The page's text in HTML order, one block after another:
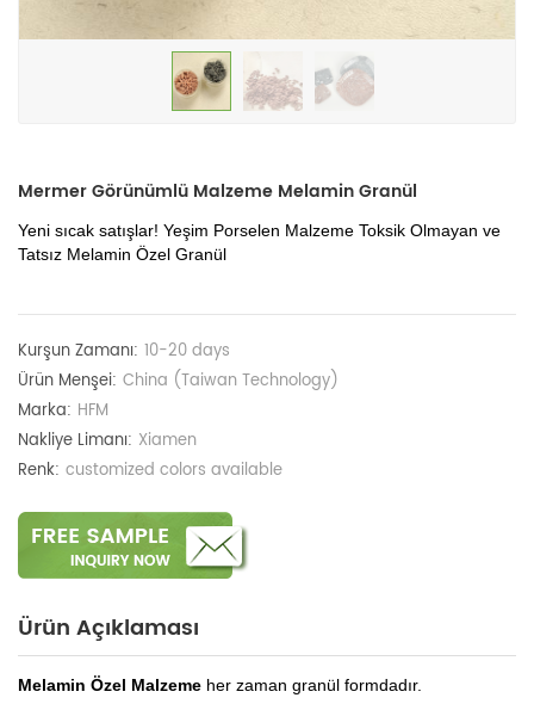
Mermer Görünümlü Malzeme Melamin Granül
Yeni sıcak satışlar! Yeşim Porselen Malzeme Toksik Olmayan ve
Tatsız Melamin Özel Granül
Kurşun Zamanı: 10-20 days
Ürün Menşei: China (Taiwan Technology)
Marka: HFM
Nakliye Limanı: Xiamen
Renk: customized colors available
Ürün Açıklaması
Melamin Özel Malzeme her zaman granül formdadır.